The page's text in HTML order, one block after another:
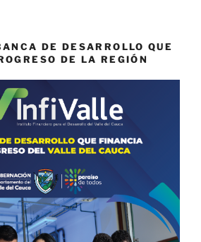
DE DESARROLLO QUE
DE LA REGIÓN